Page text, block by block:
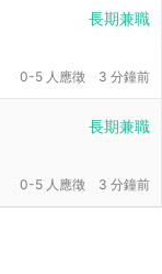
長期兼職
0-5 人應徵 3 分鐘前
長期兼職
0-5 人應徵 3 分鐘前